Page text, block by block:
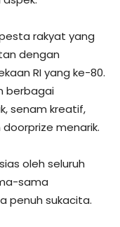
rakyat yang
dengan
RI yang ke-80.
berbagai
senam kreatif,
menarik.
oleh seluruh
sama
penuh sukacita.